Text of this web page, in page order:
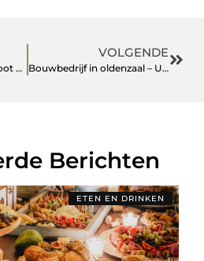
Ontdek de magie van boot huren in Kerkrade
VOLGENDE
Bouwbedrijf in oldenzaal – Uw gids naar kwaliteitsvolle bouwprojecten
Berichten
ETEN EN DRINKEN